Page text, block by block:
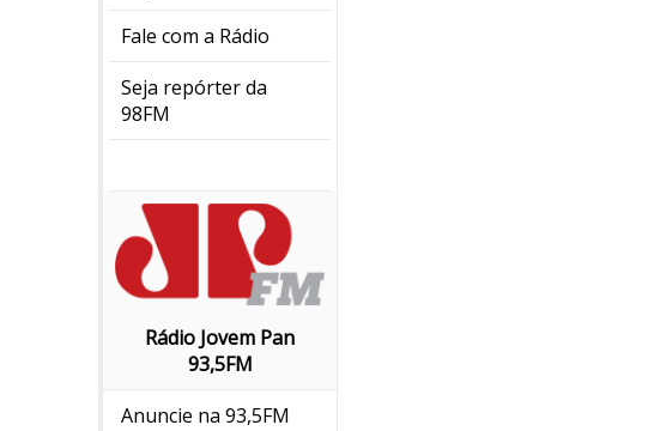
Fale com a Rádio
Seja repórter da
98FM
Rádio Jovem Pan
93,5FM
Anuncie na 93,5FM